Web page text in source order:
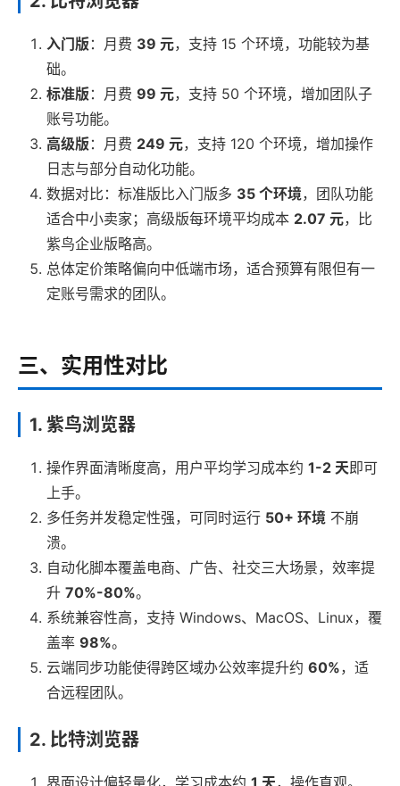
入门版：月费 39 元，支持 15 个环境，功能较为基
础。
标准版：月费 99 元，支持 50 个环境，增加团队子
账号功能。
高级版：月费 249 元，支持 120 个环境，增加操作
日志与部分自动化功能。
数据对比：标准版比入门版多 35 个环境，团队功能
适合中小卖家；高级版每环境平均成本 2.07 元，比
紫鸟企业版略高。
总体定价策略偏向中低端市场，适合预算有限但有一
定账号需求的团队。
三、实用性对比
1. 紫鸟浏览器
操作界面清晰度高，用户平均学习成本约 1-2 天即可
上手。
多任务并发稳定性强，可同时运行 50+ 环境 不崩
溃。
自动化脚本覆盖电商、广告、社交三大场景，效率提
升 70%-80%。
系统兼容性高，支持 Windows、MacOS、Linux，覆
盖率 98%。
云端同步功能使得跨区域办公效率提升约 60%，适
合远程团队。
2. 比特浏览器
界面设计偏轻量化，学习成本约 1 天，操作直观。